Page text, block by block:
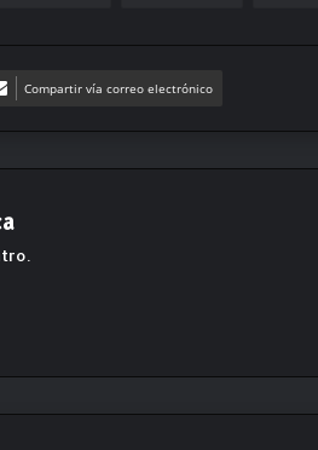
Compartir vía correo electrónico